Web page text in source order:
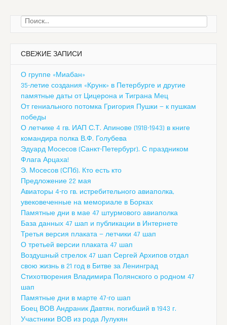
Найти:
СВЕЖИЕ ЗАПИСИ
О группе «Миабан»
35-летие создания «Крунк» в Петербурге и другие
памятные даты от Цицерона и Тиграна Мец
От гениального потомка Григория Пушки — к пушкам
победы
О летчике 4 гв. ИАП С.Т. Апинове (1918-1943) в книге
командира полка В.Ф. Голубева
Эдуард Мосесов (Санкт-Петербург). С праздником
Флага Арцаха!
Э. Мосесов (СПб). Кто есть кто
Предложение 22 мая
Авиаторы 4-го гв. истребительного авиаполка,
увековеченные на мемориале в Борках
Памятные дни в мае 47 штурмового авиаполка
База данных 47 шап и публикации в Интернете
Третья версия плаката — летчики 47 шап
О третьей версии плаката 47 шап
Воздушный стрелок 47 шап Сергей Архипов отдал
свою жизнь в 21 год в Битве за Ленинград
Стихотворения Владимира Полянского о родном 47
шап
Памятные дни в марте 47-го шап
Боец ВОВ Андраник Давтян, погибший в 1943 г.
Участники ВОВ из рода Лулукян